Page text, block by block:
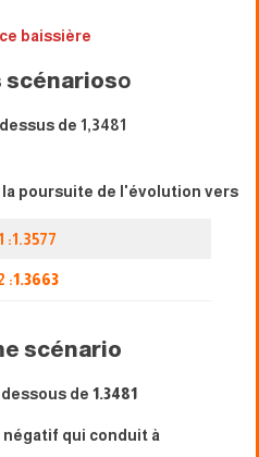
baissière
scénarioso
de 1,3481
poursuite de l'évolution vers
:1.3577
:1.3663
scénario
de 1.3481
qui conduit à